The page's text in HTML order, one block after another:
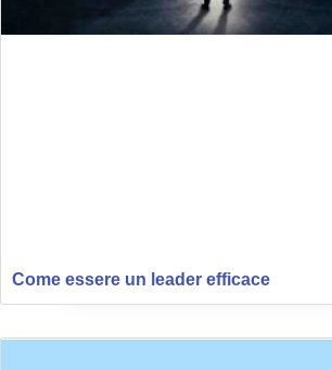
Come essere un leader efficace